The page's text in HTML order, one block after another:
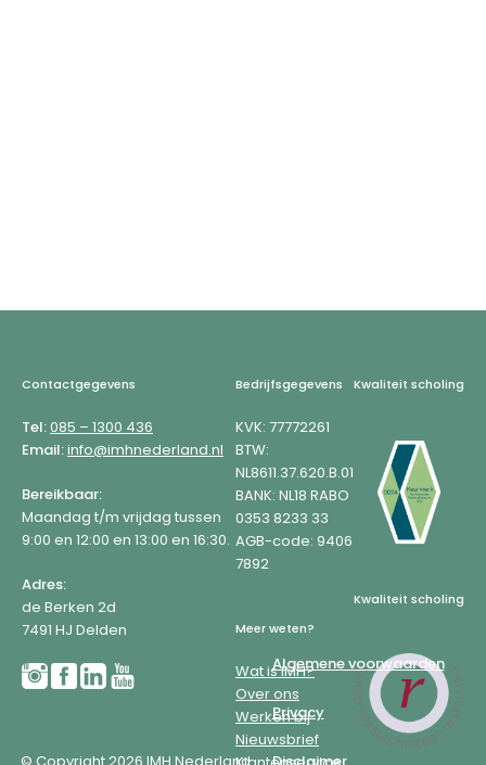
Footer
Contactgegevens
Tel:085 – 1300 436
Email:info@imhnederland.nl
Bereikbaar:
Maandag t/m vrijdag tussen
9:00 en 12:00 en 13:00 en 16:30.
Adres:
de Berken 2d
7491 HJ Delden
Bedrijfsgegevens
KVK: 77772261
BTW:
NL8611.37.620.B.01
BANK: NL18 RABO
0353 8233 33
AGB-code: 9406
7892
Meer weten?
Wat is IMH?
Over ons
Werken bij
Nieuwsbrief
Kwaliteit scholing
Kwaliteit scholing
Algemene voorwaarden
Privacy